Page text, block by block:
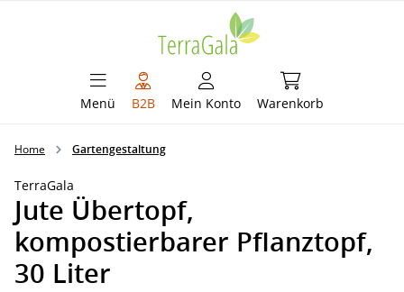
Menü B2B Mein Konto Warenkorb
Warenkorb
Home Gartengestaltung
TerraGala
Jute Übertopf,
kompostierbarer Pflanztopf,
30 Liter